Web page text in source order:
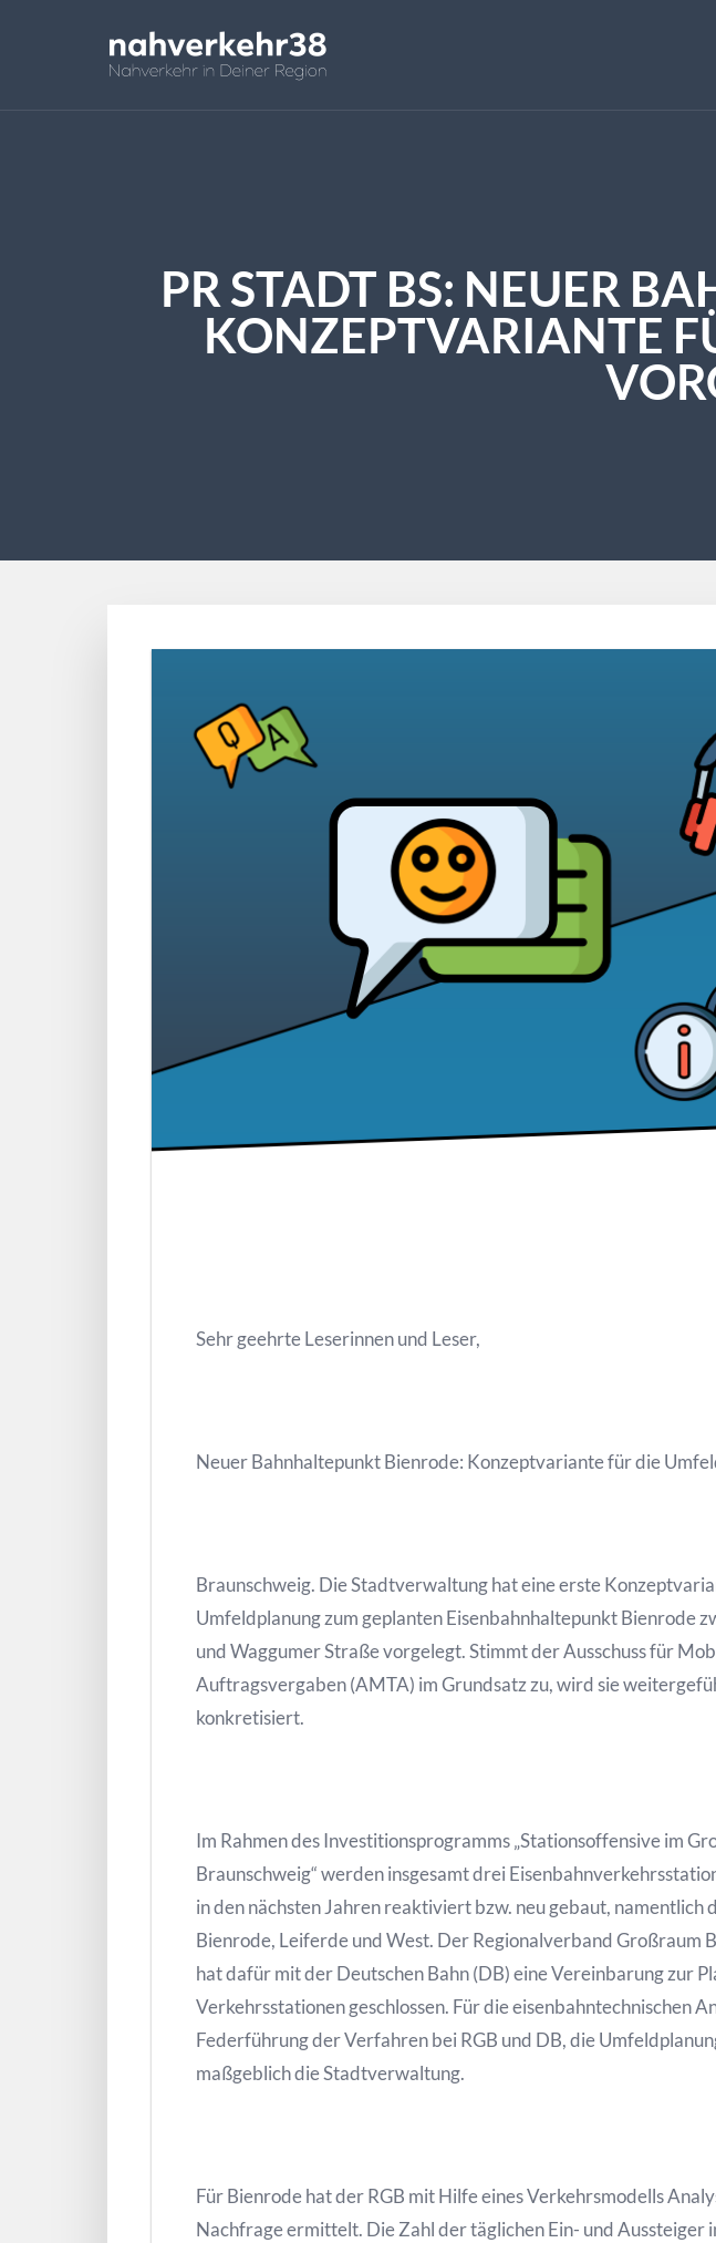
PR STADT BS: NEUER
KONZEPTVARIANTE
Sehr geehrte Leserinnen und Leser,
Neuer Bahnhaltepunkt Bienrode: Konzeptvariante für die
Braunschweig. Die Stadtverwaltung hat eine erste
Umfeldplanung zum geplanten Eisenbahnhaltepunkt Bienrode
und Waggumer Straße vorgelegt. Stimmt der Ausschuss für
Auftragsvergaben (AMTA) im Grundsatz zu, wird sie
konkretisiert.
Im Rahmen des Investitionsprogramms „Stationsoffensive im
Braunschweig“ werden insgesamt drei
in den nächsten Jahren reaktiviert bzw. neu gebaut, namentlich
Bienrode, Leiferde und West. Der Regionalverband Großraum
hat dafür mit der Deutschen Bahn (DB) eine Vereinbarung zur
Verkehrsstationen geschlossen. Für die eisenbahntechnischen
Federführung der Verfahren bei RGB und DB, die
maßgeblich die Stadtverwaltung.
Für Bienrode hat der RGB mit Hilfe eines Verkehrsmodells
Nachfrage ermittelt. Die Zahl der täglichen Ein- und Aussteiger